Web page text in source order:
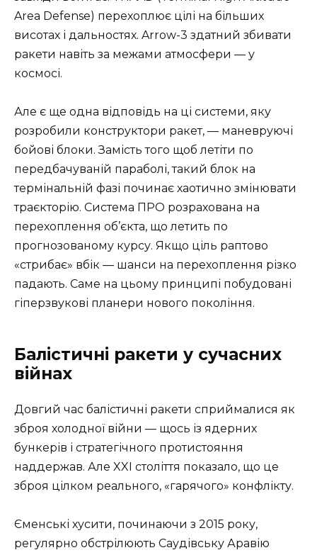
Area Defense) перехоплює цілі на більших
висотах і дальностях. Arrow-3 здатний збивати
ракети навіть за межами атмосфери — у
космосі.
Але є ще одна відповідь на ці системи, яку
розробили конструктори ракет, — маневруючі
бойові блоки. Замість того щоб летіти по
передбачуваній параболі, такий блок на
термінальній фазі починає хаотично змінювати
траєкторію. Система ПРО розрахована на
перехоплення об’єкта, що летить по
прогнозованому курсу. Якщо ціль раптово
«стрибає» вбік — шанси на перехоплення різко
падають. Саме на цьому принципі побудовані
гіперзвукові планери нового покоління.
Балістичні ракети у сучасних
війнах
Довгий час балістичні ракети сприймалися як
зброя холодної війни — щось із ядерних
бункерів і стратегічного протистояння
наддержав. Але XXI століття показало, що це
зброя цілком реального, «гарячого» конфлікту.
Єменські хусити, починаючи з 2015 року,
регулярно обстрілюють Саудівську Аравію